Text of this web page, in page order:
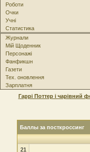
Роботи
Очки
Учні
Статистика
Журнали
Мій Щоденник
Персонажі
Фанфикшн
Газети
Тех. оновлення
Зарплатня
Гаррі Поттер і чарівний
Баллы за посткроссинг
21